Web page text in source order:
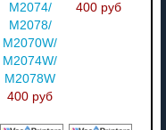
M2074/
M2078/
M2070W/
M2074W/
M2078W
400 руб
400 руб